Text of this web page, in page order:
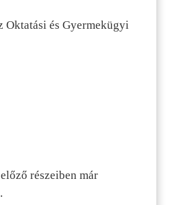
Oktatási és Gyermekügyi
részeiben már